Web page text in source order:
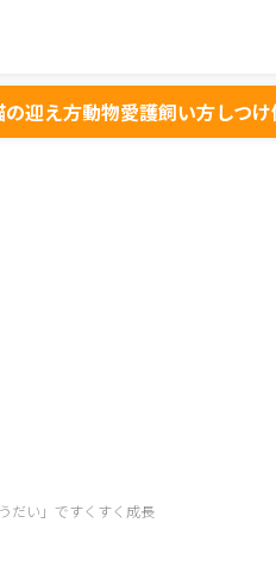
の迎え方動物愛護飼い方しつけ
だい」ですくすく成長